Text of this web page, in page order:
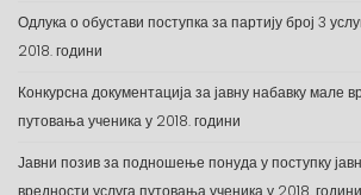
Одлука о обустави поступка за партију број 3
2018. години
Конкурсна документација за јавну набавку мале
путовања ученика у 2018. години
Јавни позив за подношење понуда у поступку
вредности услуга путовања ученика у 2018. години